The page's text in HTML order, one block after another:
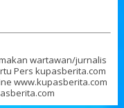
wartawan/jurnalis
Pers kupasberita.com
www.kupasberita.com